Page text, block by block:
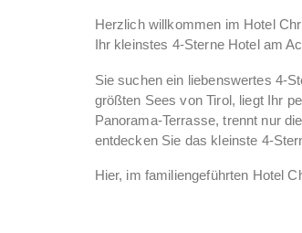
Herzlich willkommen im Hotel
Ihr kleinstes 4-Sterne Hotel am
Sie suchen ein liebenswertes 4-
größten Sees von Tirol, liegt Ihr
Panorama-Terrasse, trennt nur
entdecken Sie das kleinste 4-
Hier, im familiengeführten Hotel